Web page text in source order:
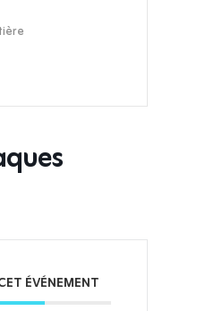
ÉVÉNEMENT